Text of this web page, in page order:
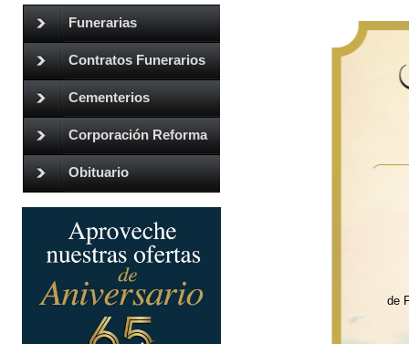
Funerarias
Contratos Funerarios
Cementerios
Corporación Reforma
Obituario
de